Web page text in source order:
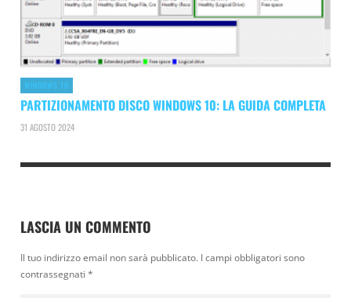
WINDOWS 10
PARTIZIONAMENTO DISCO WINDOWS 10: LA GUIDA COMPLETA
31 AGOSTO 2024
LASCIA UN COMMENTO
Il tuo indirizzo email non sarà pubblicato. I campi obbligatori sono
contrassegnati *